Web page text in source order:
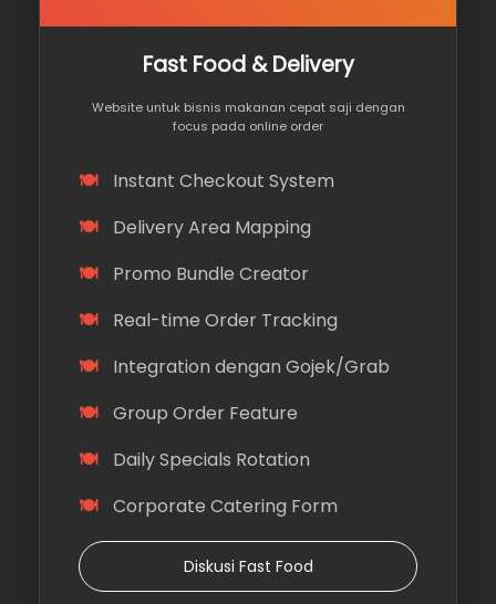
Fast Food & Delivery
Website untuk bisnis makanan cepat saji dengan
focus pada online order
Instant Checkout System
Delivery Area Mapping
Promo Bundle Creator
Real-time Order Tracking
Integration dengan Gojek/Grab
Group Order Feature
Daily Specials Rotation
Corporate Catering Form
Diskusi Fast Food